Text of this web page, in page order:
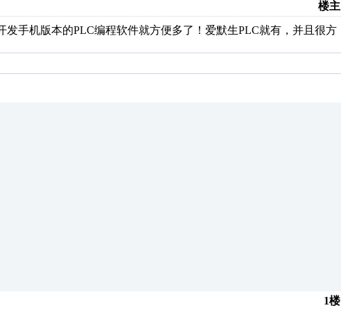
楼主
手机版本的PLC编程软件就方便多了！爱默生PLC就有，并且很方
1楼